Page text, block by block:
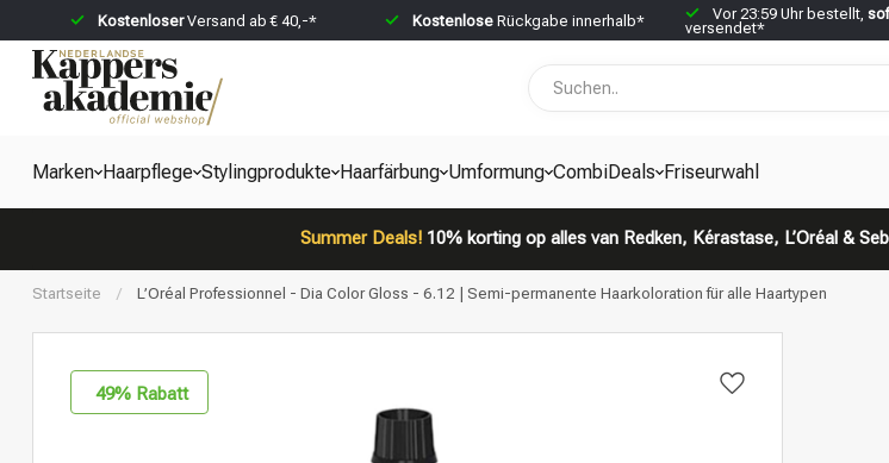
KostenloserVersand ab € 40,-* Kostenlose Rückgabe innerhalb* Vor 23:59 Uhr bestellt,
versendet*
Marken Haarpflege Stylingprodukte Haarfärbung Umformung CombiDeals Friseurwahl
Summer Deals!10% korting op alles van Redken, Kérastase, L’Oréal &
Startseite / L’Oréal Professionnel - Dia Color Gloss - 6.12 | Semi-permanente Haarkoloration für alle Haartypen
49% Rabatt